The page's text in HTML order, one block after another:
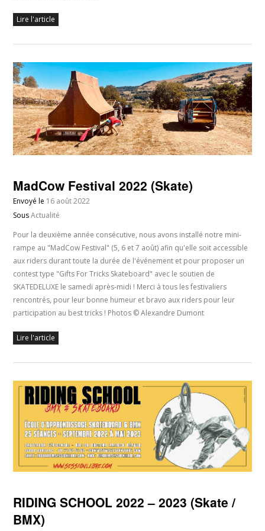
Lire l'article
MadCow Festival 2022 (Skate)
Envoyé le 16 août 2022
SousActualité
Pour la deuxième année consécutive, nous avons installé notre mini-
rampe au "MadCow Festival" (5, 6 et 7 août) afin qu'elle soit accessible
aux riders durant toute la durée de l'événement et pour proposer un
contest type "Gifts For Tricks Skateboard" avec le soutien de
SKATEDELUXE le samedi après-midi ! Merci à tous les festivaliers
rencontrés, pour leur bonne humeur et bravo aux riders pour leur
participation au best tricks ! Photos © Alexandre Dumont
Lire l'article
RIDING SCHOOL 2022 – 2023 (Skate /
BMX)